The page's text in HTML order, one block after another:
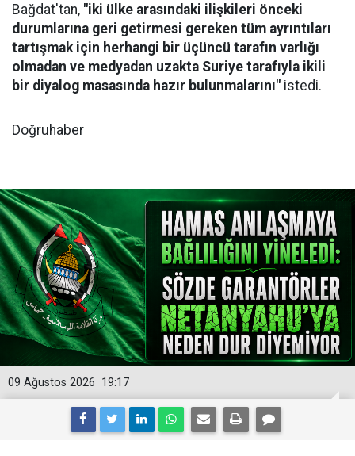
Bağdat'tan, "iki ülke arasındaki ilişkileri önceki
durumlarına geri getirmesi gereken tüm ayrıntıları
tartışmak için herhangi bir üçüncü tarafın varlığı
olmadan ve medyadan uzakta Suriye tarafıyla ikili
bir diyalog masasında hazır bulunmalarını" istedi.
Doğruhaber
19:17
09 Ağustos 2026